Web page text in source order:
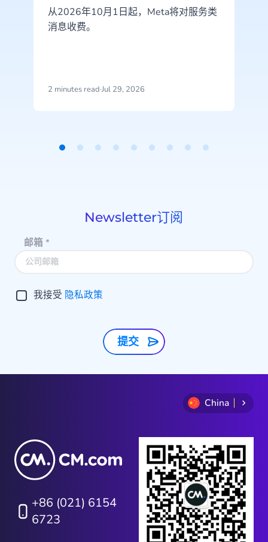
从2026年10月1日起，Meta将对服务类
消息收费。
2 minutes read·Jul 29, 2026
Newsletter订阅
邮箱*
我接受 隐私政策
提交
China
+86 (021) 6154
6723